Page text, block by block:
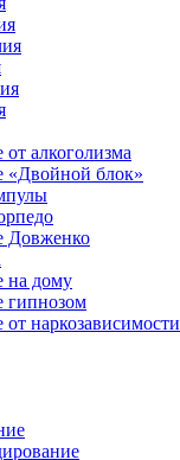
алкоголизма
«Двойной блок»
Довженко
на дому
гипнозом
наркозависимости